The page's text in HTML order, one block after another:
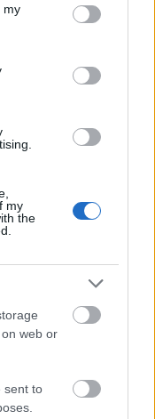
You may click to
third-party tags to
in below Google
my
my
the
web or
sent to